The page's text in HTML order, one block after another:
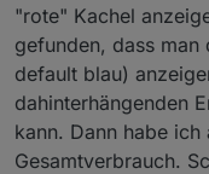
"rote" Kachel
gefunden, dass man
default blau)
dahinterhängenden
kann. Dann habe
Gesamtverbrauch.